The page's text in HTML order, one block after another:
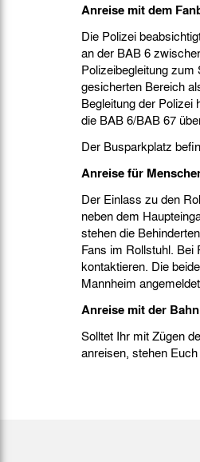
Anreise mit dem
Die Polizei
an der BAB 6
Polizeibegleitung
gesicherten Bereich
Begleitung der
die BAB 6/BAB 67
Der Busparkplatz
Anreise für
Der Einlass zu den
neben dem
stehen die
Fans im Rollstuhl. Bei
kontaktieren. Die
Mannheim
Anreise mit der Bahn
Solltet Ihr mit Zügen
anreisen, stehen